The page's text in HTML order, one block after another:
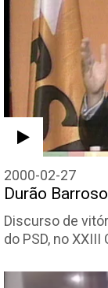
2000-02-27
Durão
Discurso de
do PSD, no